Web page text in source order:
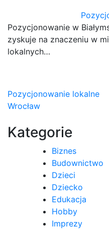
Pozycjonowanie w
zyskuje na znaczeniu w
lokalnych…
Nawigacja
wpisu
Pozycjonowanie lokalne
Wrocław
Kategorie
Biznes
Budownictwo
Dzieci
Dziecko
Edukacja
Hobby
Imprezy